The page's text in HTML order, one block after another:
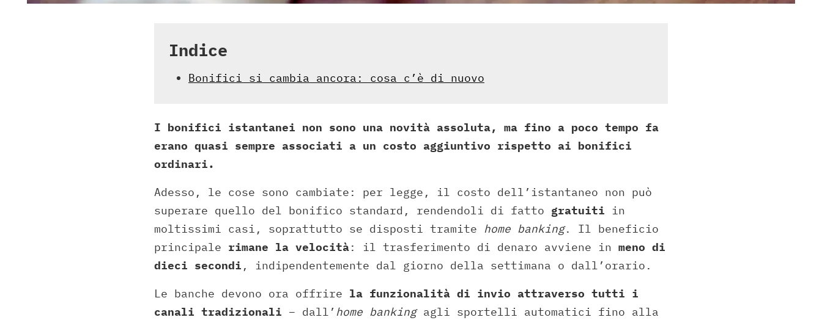
Indice
Bonifici si cambia ancora: cosa c’è di nuovo
I bonifici istantanei non sono una novità assoluta, ma fino a poco tempo fa
erano quasi sempre associati a un costo aggiuntivo rispetto ai bonifici
ordinari.
Adesso, le cose sono cambiate: per legge, il costo dell’istantaneo non può
superare quello del bonifico standard, rendendoli di fatto gratuiti in
moltissimi casi, soprattutto se disposti tramite home banking. Il beneficio
principale rimane la velocità: il trasferimento di denaro avviene in meno di
dieci secondi , indipendentemente dal giorno della settimana o dall’orario.
Le banche devono ora offrire la funzionalità di invio attraverso tutti i
canali tradizionali – dall’ home bankingagli sportelli automatici fino alla